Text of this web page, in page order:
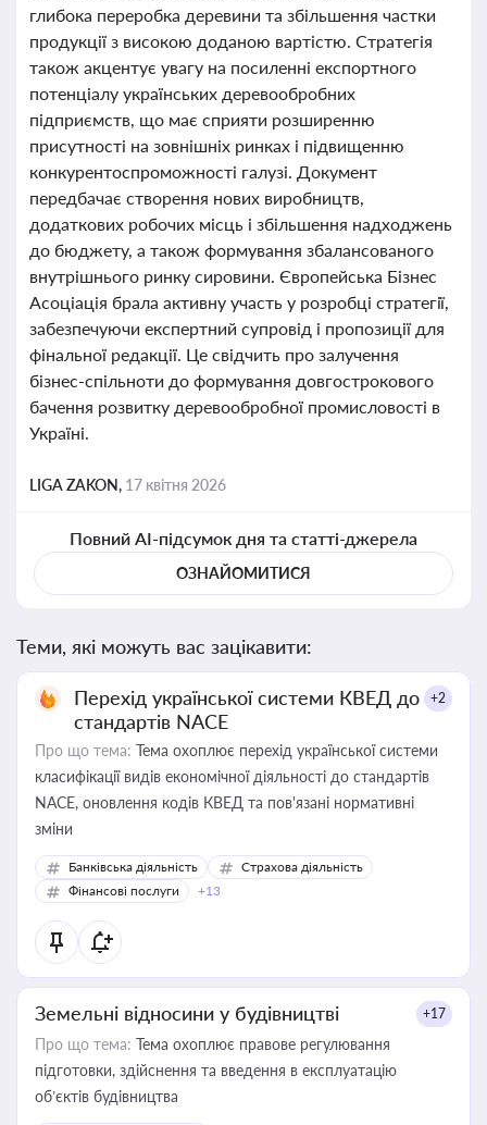
глибока переробка деревини та збільшення частки
продукції з високою доданою вартістю. Стратегія
також акцентує увагу на посиленні експортного
потенціалу українських деревообробних
підприємств, що має сприяти розширенню
присутності на зовнішніх ринках і підвищенню
конкурентоспроможності галузі. Документ
передбачає створення нових виробництв,
додаткових робочих місць і збільшення надходжень
до бюджету, а також формування збалансованого
внутрішнього ринку сировини. Європейська Бізнес
Асоціація брала активну участь у розробці стратегії,
забезпечуючи експертний супровід і пропозиції для
фінальної редакції. Це свідчить про залучення
бізнес-спільноти до формування довгострокового
бачення розвитку деревообробної промисловості в
Україні.
LIGA ZAKON, 17 квітня 2026
Повний AI-підсумок дня та статті-джерела
ОЗНАЙОМИТИСЯ
Теми, які можуть вас зацікавити:
Перехід української системи КВЕД до
стандартів NACE
+2
Про що тема: Тема охоплює перехід української системи
класифікації видів економічної діяльності до стандартів
NACE, оновлення кодів КВЕД та пов'язані нормативні
зміни
Банківська діяльність
Страхова діяльність
Фінансові послуги
+13
Земельні відносини у будівництві +17
Про що тема: Тема охоплює правове регулювання
підготовки, здійснення та введення в експлуатацію
об’єктів будівництва